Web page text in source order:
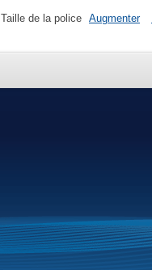
Taille de la police Augmenter